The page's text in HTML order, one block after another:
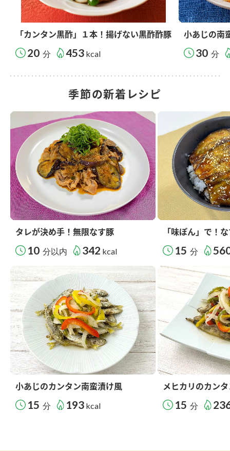
「カンタン黒酢」１本！揚げない黒酢酢豚
20 分 453 kcal
小あじの南
30 分
季節の新着レシピ
タレが決め手！無限なす豚
10 分以内 342 kcal
「味ぽん」で！
15 分
小あじのカンタン南蛮漬け風
15 分 193 kcal
メヒカリのカン
15 分